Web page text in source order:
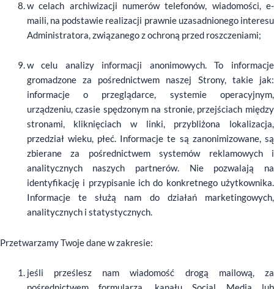
w celach archiwizacji numerów telefonów, wiadomości, e-
maili, na podstawie realizacji prawnie uzasadnionego interesu
Administratora, związanego z ochroną przed roszczeniami;
w celu analizy informacji anonimowych. To informacje
gromadzone za pośrednictwem naszej Strony, takie jak:
informacje o przeglądarce, systemie operacyjnym,
urządzeniu, czasie spędzonym na stronie, przejściach między
stronami, kliknięciach w linki, przybliżona lokalizacja,
przedział wieku, płeć. Informacje te są zanonimizowane, są
zbierane za pośrednictwem systemów reklamowych i
analitycznych naszych partnerów. Nie pozwalają na
identyfikację i przypisanie ich do konkretnego użytkownika.
Informacje te służą nam do działań marketingowych,
analitycznych i statystycznych.
Przetwarzamy Twoje dane w zakresie:
jeśli prześlesz nam wiadomość drogą mailową, za